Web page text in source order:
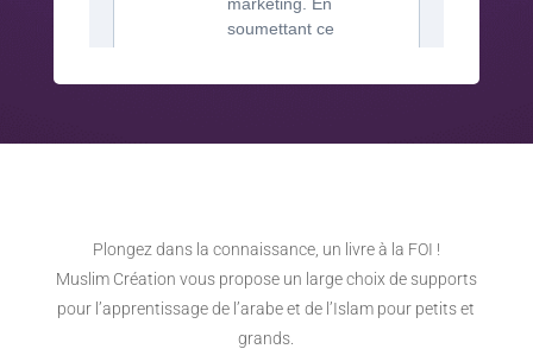
Plongez dans la connaissance, un livre à la FOI !
Muslim Création vous propose un large choix de supports
pour l’apprentissage de l’arabe et de l’Islam pour petits et
grands.